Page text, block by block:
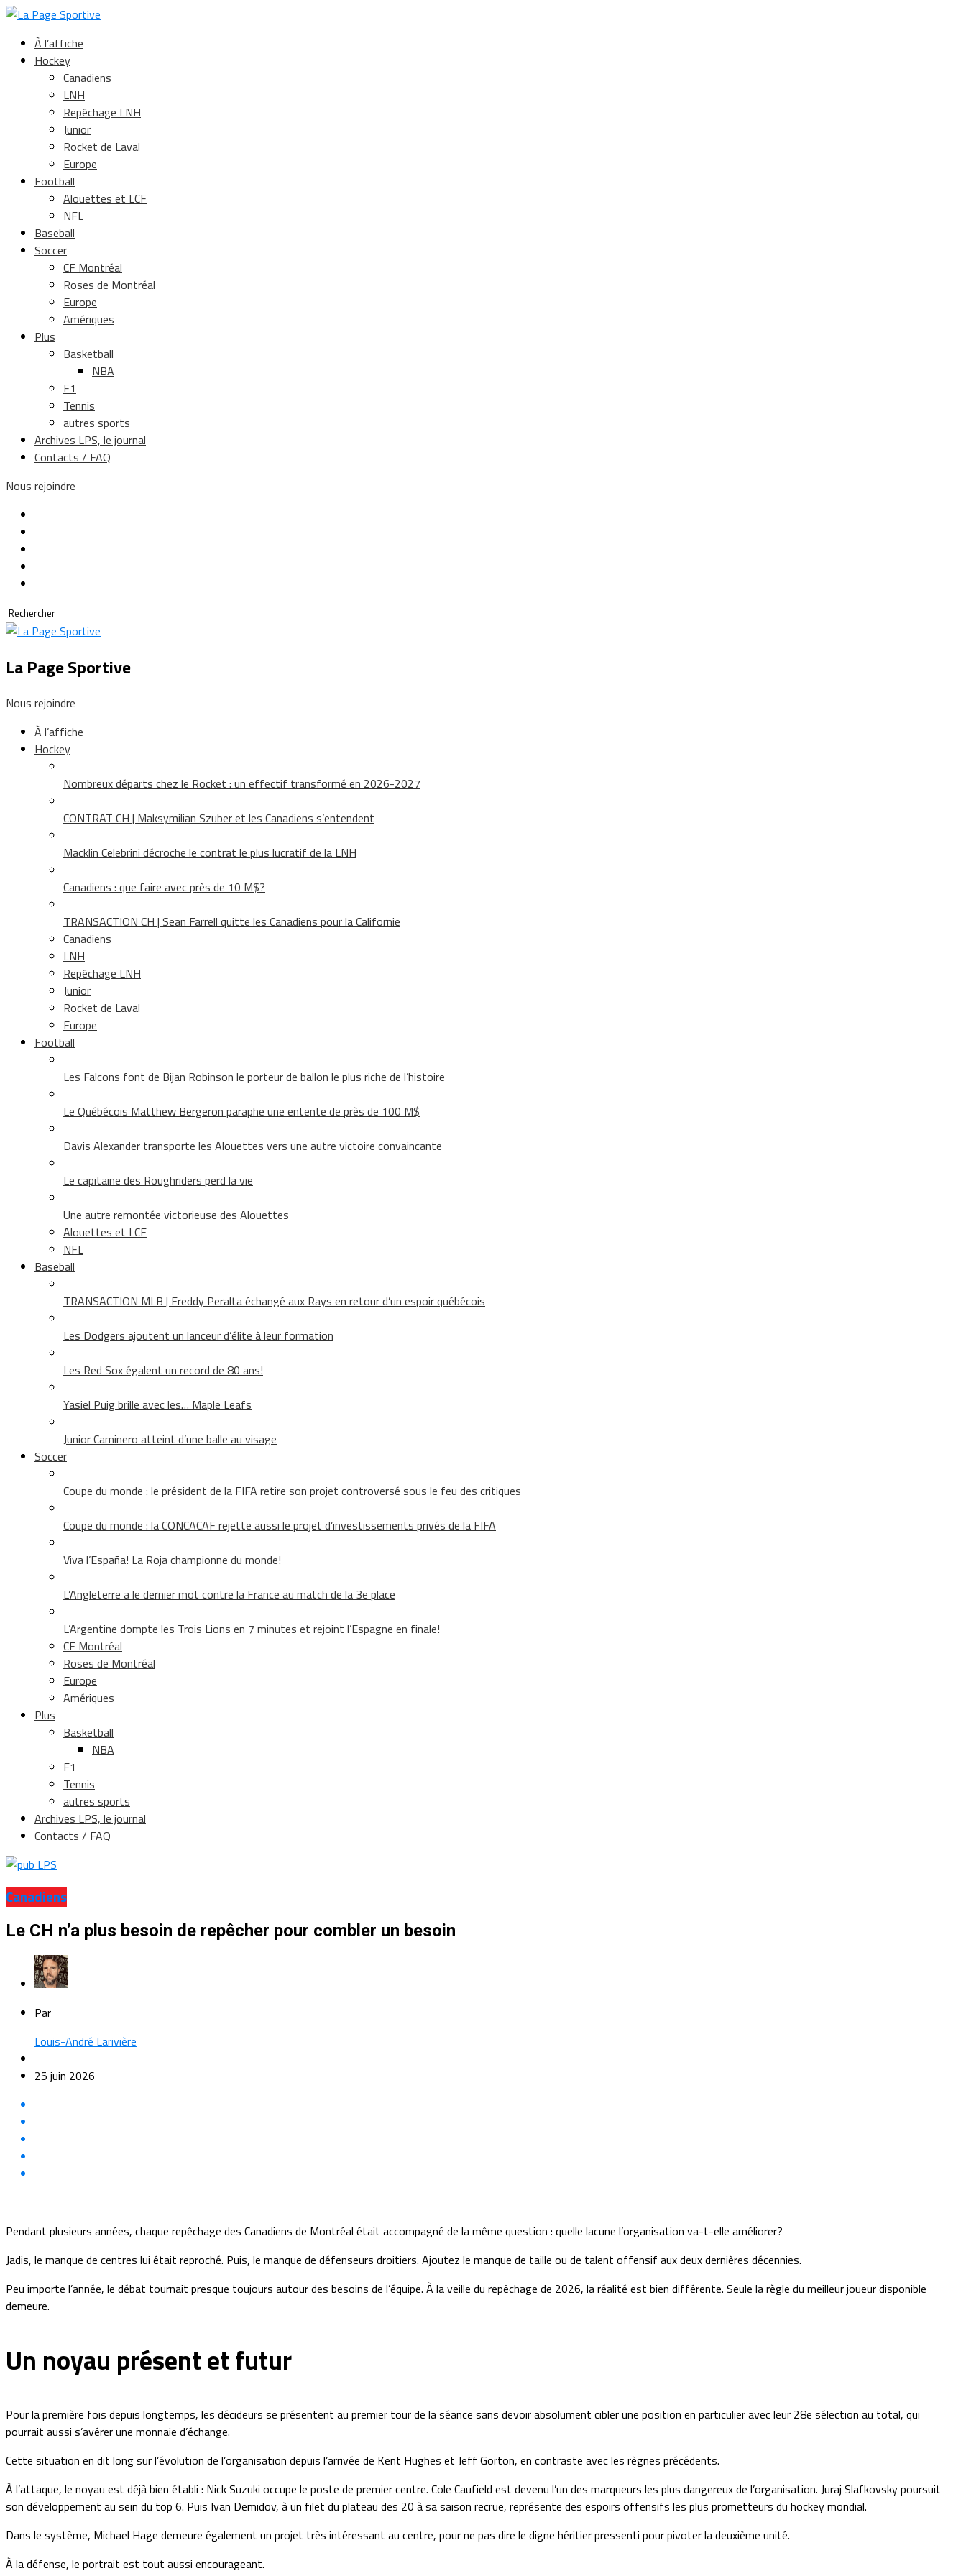
À l’affiche
Hockey
Canadiens
LNH
Repêchage LNH
Junior
Rocket de Laval
Europe
Football
Alouettes et LCF
NFL
Baseball
Soccer
CF Montréal
Roses de Montréal
Europe
Amériques
Plus
Basketball
NBA
F1
Tennis
autres sports
Archives LPS, le journal
Contacts / FAQ
Nous rejoindre
La Page Sportive
Nous rejoindre
À l’affiche
Hockey
Nombreux départs chez le Rocket : un effectif transformé en 2026-2027
CONTRAT CH | Maksymilian Szuber et les Canadiens s’entendent
Macklin Celebrini décroche le contrat le plus lucratif de la LNH
Canadiens : que faire avec près de 10 M$?
TRANSACTION CH | Sean Farrell quitte les Canadiens pour la Californie
Canadiens
LNH
Repêchage LNH
Junior
Rocket de Laval
Europe
Football
Les Falcons font de Bijan Robinson le porteur de ballon le plus riche de l’histoire
Le Québécois Matthew Bergeron paraphe une entente de près de 100 M$
Davis Alexander transporte les Alouettes vers une autre victoire convaincante
Le capitaine des Roughriders perd la vie
Une autre remontée victorieuse des Alouettes
Alouettes et LCF
NFL
Baseball
TRANSACTION MLB | Freddy Peralta échangé aux Rays en retour d’un espoir québécois
Les Dodgers ajoutent un lanceur d’élite à leur formation
Les Red Sox égalent un record de 80 ans!
Yasiel Puig brille avec les… Maple Leafs
Junior Caminero atteint d’une balle au visage
Soccer
Coupe du monde : le président de la FIFA retire son projet controversé sous le feu des critiques
Coupe du monde : la CONCACAF rejette aussi le projet d’investissements privés de la FIFA
Viva l’España! La Roja championne du monde!
L’Angleterre a le dernier mot contre la France au match de la 3e place
L’Argentine dompte les Trois Lions en 7 minutes et rejoint l’Espagne en finale!
CF Montréal
Roses de Montréal
Europe
Amériques
Plus
Basketball
NBA
F1
Tennis
autres sports
Archives LPS, le journal
Contacts / FAQ
Canadiens
Le CH n’a plus besoin de repêcher pour combler un besoin
Par
Louis-André Larivière
25 juin 2026
Pendant plusieurs années, chaque repêchage des Canadiens de Montréal était accompagné de la même question : quelle lacune l’organisation va-t-elle améliorer?
Jadis, le manque de centres lui était reproché. Puis, le manque de défenseurs droitiers. Ajoutez le manque de taille ou de talent offensif aux deux dernières décennies.
Peu importe l’année, le débat tournait presque toujours autour des besoins de l’équipe. À la veille du repêchage de 2026, la réalité est bien différente. Seule la règle du meilleur joueur disponible
demeure.
Un noyau présent et futur
Pour la première fois depuis longtemps, les décideurs se présentent au premier tour de la séance sans devoir absolument cibler une position en particulier avec leur 28e sélection au total, qui
pourrait aussi s’avérer une monnaie d’échange.
Cette situation en dit long sur l’évolution de l’organisation depuis l’arrivée de Kent Hughes et Jeff Gorton, en contraste avec les règnes précédents.
À l’attaque, le noyau est déjà bien établi : Nick Suzuki occupe le poste de premier centre. Cole Caufield est devenu l’un des marqueurs les plus dangereux de l’organisation. Juraj Slafkovsky poursuit
son développement au sein du top 6. Puis Ivan Demidov, à un filet du plateau des 20 à sa saison recrue, représente des espoirs offensifs les plus prometteurs du hockey mondial.
Dans le système, Michael Hage demeure également un projet très intéressant au centre, pour ne pas dire le digne héritier pressenti pour pivoter la deuxième unité.
À la défense, le portrait est tout aussi encourageant.